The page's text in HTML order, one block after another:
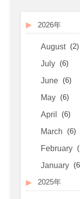
2026年
August (2)
July (6)
June (6)
May (6)
April (6)
March (6)
February
January
2025年